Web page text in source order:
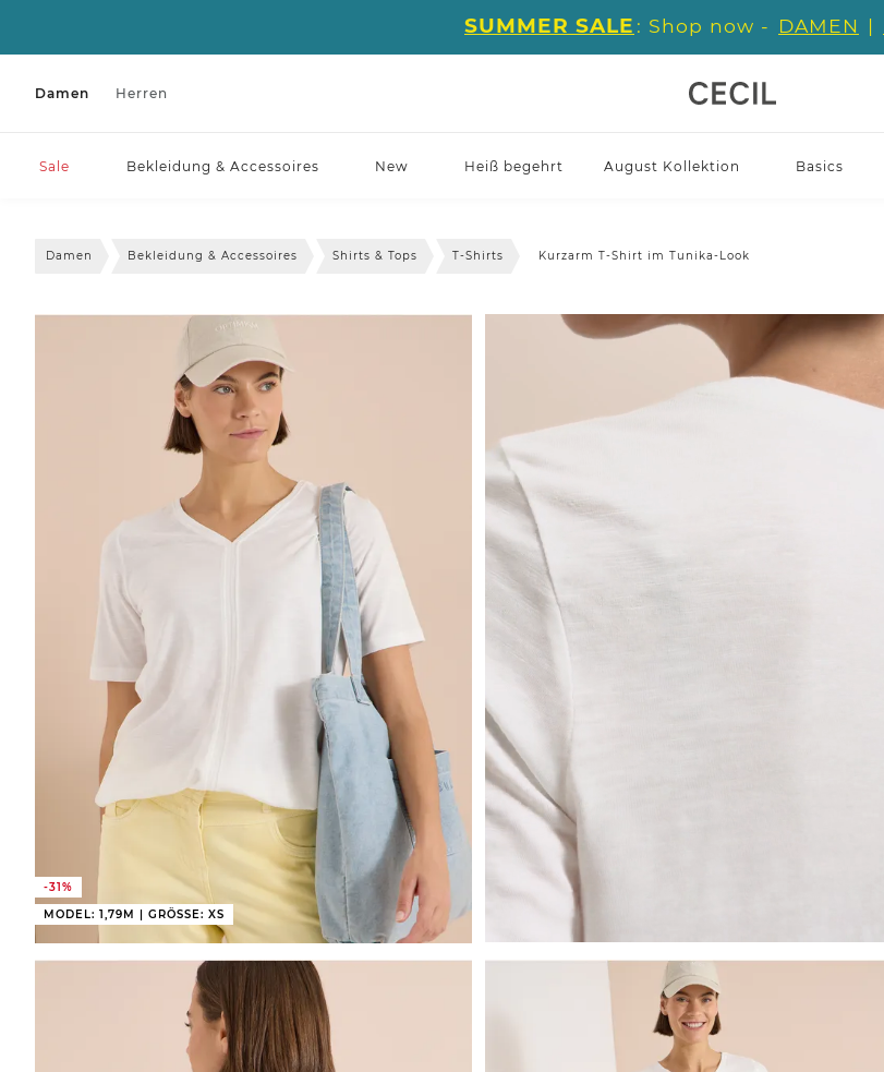
SUMMER SALE : Shop now - DAMEN |
Damen Herren
Sale Bekleidung & Accessoires New Heiß begehrt August Kollektion Basics
Damen Bekleidung & Accessoires Shirts & Tops T-Shirts Kurzarm T-Shirt im Tunika-Look
-31%
MODEL: 1,79M | GRÖSSE: XS